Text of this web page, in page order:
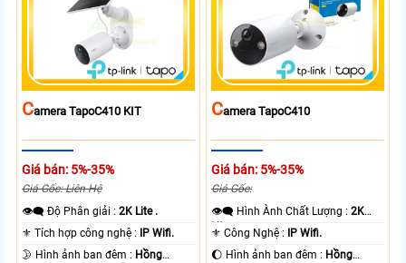
CAmera TapoC410 KIT
Giá bán: 5%-35%
Giá Gốc: Liên Hệ
👁️‍🗨 Độ Phân giải :2K Lite .
⚜️ Tích hợp công nghệ :
IP Wifi.
🌛 Hình ảnh ban đêm : Hồng
CAmera TapoC410
Giá bán: 5%-35%
Giá Gốc:
👁️‍🗨 Hình Ành Chất Lượng :2K
Lite .
⚜️ Công Nghệ :
IP Wifi.
🌔 Hình ảnh ban đêm : Hồng